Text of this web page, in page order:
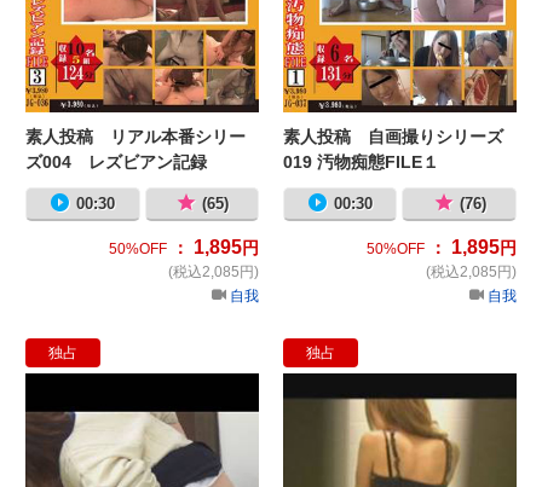
素人投稿 リアル本番シリー
ズ004 レズビアン記録
FILE3
00:30 (65)
50%OFF ： 1,895円
(税込2,085円)
自我
素人投稿 自画撮りシリーズ
019 汚物痴態FILE１
00:30 (76)
50%OFF： 1,895円
(税込2,085円)
自我
独占
HD 女子校生お漏らし失態
独占
良